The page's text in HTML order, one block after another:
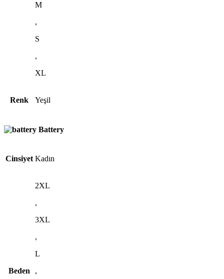
M
,
S
,
XL
Renk Yeşil
Battery
Cinsiyet Kadın
Beden
2XL
,
3XL
,
L
,